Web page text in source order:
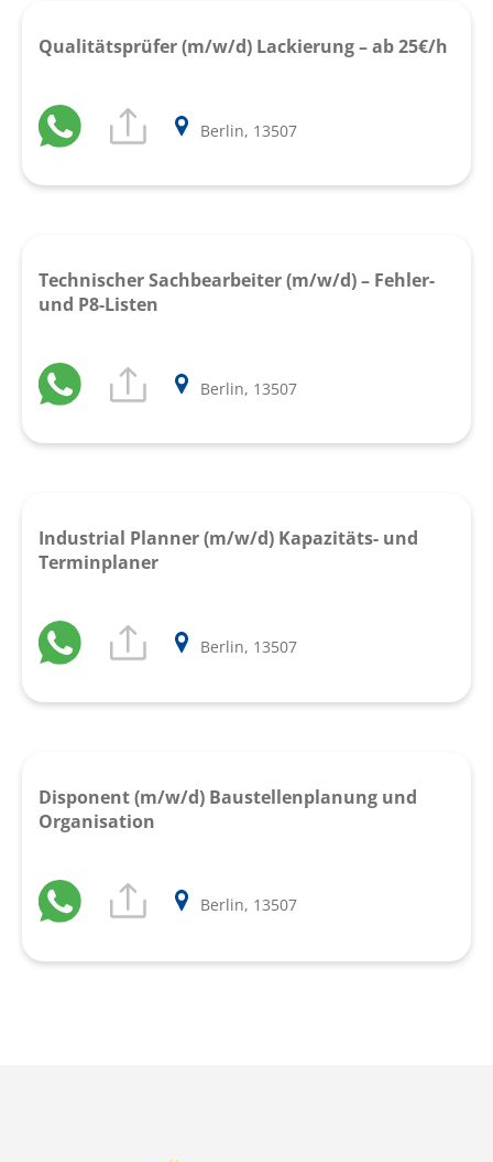
Qualitätsprüfer (m/w/d) Lackierung – ab 25€/h
Berlin, 13507
Technischer Sachbearbeiter (m/w/d) – Fehler-
und P8-Listen
Berlin, 13507
Industrial Planner (m/w/d) Kapazitäts- und
Terminplaner
Berlin, 13507
Disponent (m/w/d) Baustellenplanung und
Organisation
Berlin, 13507